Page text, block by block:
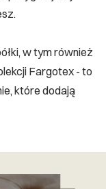
w tym również
Fargotex - to
które dodają